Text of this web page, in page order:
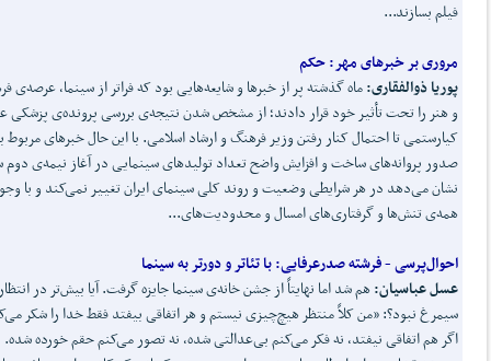
فیلم بسازند...
مروری بر خبرهای مهر: حکم
پوریا ذوالفقاری:ماه گذشته پر از خبرها و شایعه‌هایی بود که فراتر از سینما، عرصه‌ی
و هنر را تحت تأثیر خود قرار دادند؛ از مشخص شدن نتیجه‌ی بررسی پرونده‌ی پزشکی
کیارستمی تا احتمال کنار رفتن وزیر فرهنگ و ارشاد اسلامی. با این حال خبرهای مربوط
صدور پروانه‌های ساخت و افزایش واضح تعداد تولیدهای سینمایی در آغاز نیمه‌ی دوم
نشان می‌دهد در هر شرایطی وضعیت و روند کلی سینمای ایران تغییر نمی‌کند و با
همه‌ی تنش‌ها و گرفتاری‌های امسال و محدودیت‌های...
احوال‌پرسی - فرشته صدرعرفایی: با تئاتر و دورتر به سینما
عسل عباسیان:هم شد اما نهایتاً از جشن خانه‌ی سینما جایزه گرفت. آیا بیش‌تر در
سیمرغ نبود؟: «من کلاً منتظر هیچ‌چیزی نیستم و هر اتفاقی بیفتد فقط خدا را شکر
اگر هم اتفاقی نیفتد، نه فکر می‌کنم بی‌عدالتی شده، نه تصور می‌کنم حقم خورده شده.